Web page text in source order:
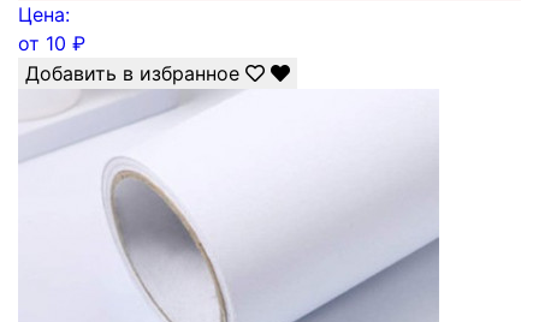
Цена:
от 10 ₽
Добавить в избранное